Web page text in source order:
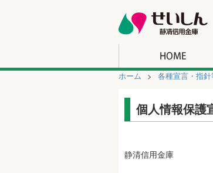
ホーム 各種宣言・指
個人情報保護
静清信用金庫